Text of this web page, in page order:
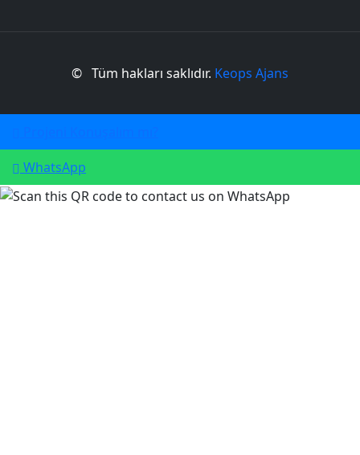
© Tüm hakları saklıdır. Keops Ajans
WhatsApp